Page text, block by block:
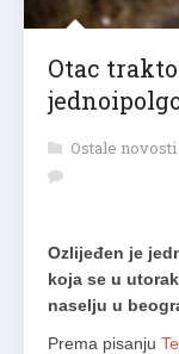
Otac
Ostale novosti
Ozlijeđen je
koja se u
naselju u
Prema pisanju